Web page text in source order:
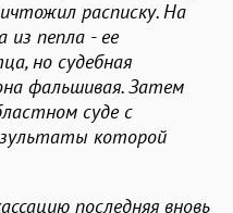
расписку. На
из пепла - ее
но судебная
фальшивая. Затем
суде с
которой
последняя вновь